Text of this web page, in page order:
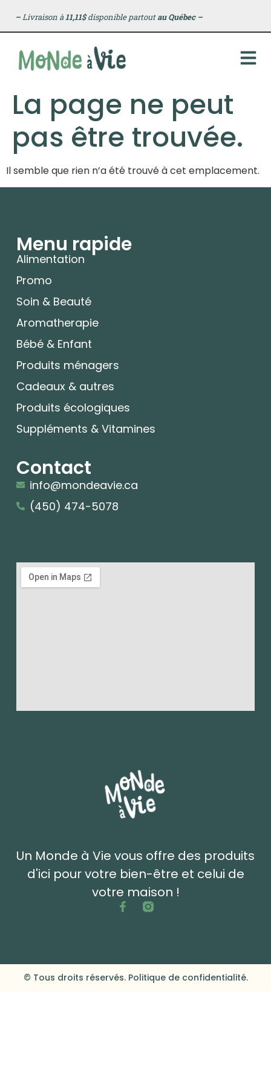
principal
–Livraison à11,11$disponible partoutau Québec –
La page ne peut
pas être trouvée.
Il semble que rien n’a été trouvé à cet emplacement.
Un Monde à Vie vous offre des produits
d'ici pour votre bien-être et celui de
votre maison !
Menu rapide
Alimentation
Promo
Soin & Beauté
Aromatherapie
Bébé & Enfant
Produits ménagers
Cadeaux & autres
Produits écologiques
Suppléments & Vitamines
Contact
info@mondeavie.ca
(450) 474-5078
© Tous droits réservés. Politique de confidentialité.